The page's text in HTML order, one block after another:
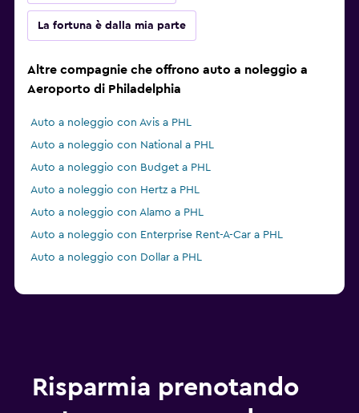
La fortuna è dalla mia parte
Altre compagnie che offrono auto a noleggio a
Aeroporto di Philadelphia
Auto a noleggio con Avis a PHL
Auto a noleggio con National a PHL
Auto a noleggio con Budget a PHL
Auto a noleggio con Hertz a PHL
Auto a noleggio con Alamo a PHL
Auto a noleggio con Enterprise Rent-A-Car a PHL
Auto a noleggio con Dollar a PHL
Risparmia prenotando